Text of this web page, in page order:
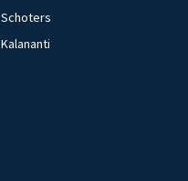
Schoters
Kalananti